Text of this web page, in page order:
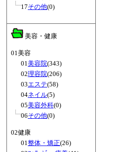
17その他(0)
美容・健康
01美容
01 美容院(343)
02理容院(206)
03エステ(58)
04ネイル(5)
05美容外科(0)
06その他(0)
02健康
01 整体・矯正(26)